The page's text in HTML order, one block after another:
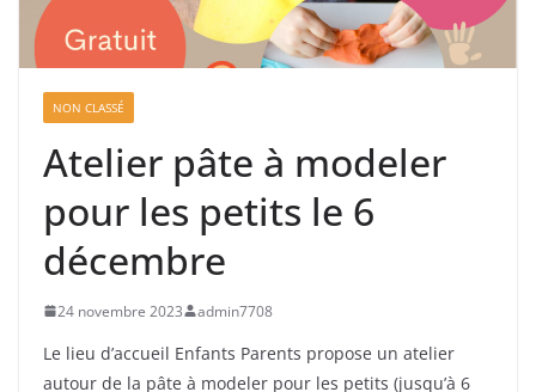
NON CLASSÉ
Atelier pâte à modeler
pour les petits le 6
décembre
24 novembre 2023 admin7708
Le lieu d’accueil Enfants Parents propose un atelier
autour de la pâte à modeler pour les petits (jusqu’à 6